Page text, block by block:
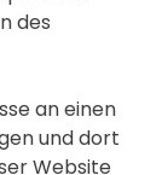
des
an einen
und dort
Website